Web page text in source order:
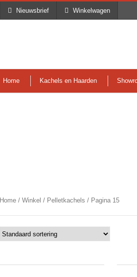
Nieuwsbrief Winkelwagen
Home Kachels en Haarden
Home / Winkel / Pelletkachels / Pagina 15